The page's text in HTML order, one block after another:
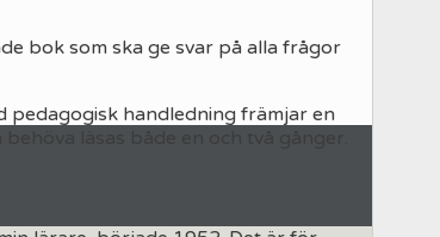
bok som ska ge svar på alla frågor
pedagogisk handledning främjar en